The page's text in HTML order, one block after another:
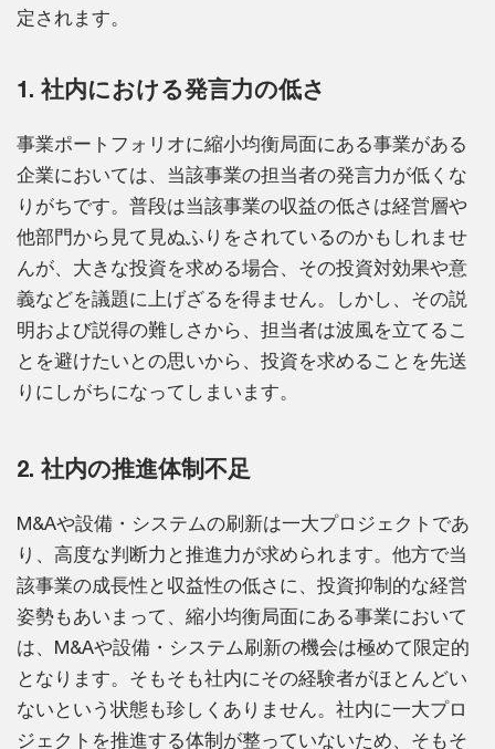
定されます。
1. 社内における発言力の低さ
事業ポートフォリオに縮小均衡局面にある事業がある
企業においては、当該事業の担当者の発言力が低くな
りがちです。普段は当該事業の収益の低さは経営層や
他部門から見て見ぬふりをされているのかもしれませ
んが、大きな投資を求める場合、その投資対効果や意
義などを議題に上げざるを得ません。しかし、その説
明および説得の難しさから、担当者は波風を立てるこ
とを避けたいとの思いから、投資を求めることを先送
りにしがちになってしまいます。
2. 社内の推進体制不足
M&Aや設備・システムの刷新は一大プロジェクトであ
り、高度な判断力と推進力が求められます。他方で当
該事業の成長性と収益性の低さに、投資抑制的な経営
姿勢もあいまって、縮小均衡局面にある事業において
は、M&Aや設備・システム刷新の機会は極めて限定的
となります。そもそも社内にその経験者がほとんどい
ないという状態も珍しくありません。社内に一大プロ
ジェクトを推進する体制が整っていないため、そもそ